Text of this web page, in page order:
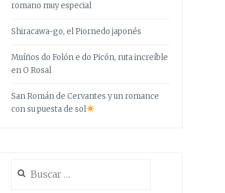
romano muy especial
Shiracawa-go, el Piornedo japonés
Muíños do Folón e do Picón, ruta increíble
en O Rosal
San Román de Cervantes y un romance
con su puesta de sol